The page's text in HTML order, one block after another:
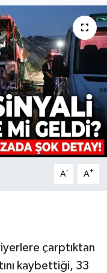
A- A+
çarptıktan
kaybettiği, 33